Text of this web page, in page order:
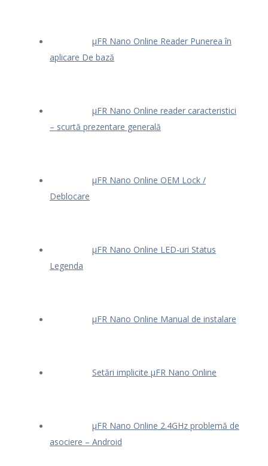
μFR Nano Online Reader Punerea în
aplicare De bază
μFR Nano Online reader caracteristici
– scurtă prezentare generală
μFR Nano Online OEM Lock /
Deblocare
μFR Nano Online LED-uri Status
Legenda
μFR Nano Online Manual de instalare
Setări implicite μFR Nano Online
μFR Nano Online 2.4GHz problemă de
asociere – Android